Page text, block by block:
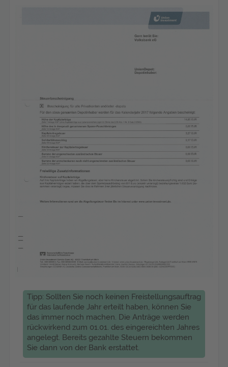
Tipp: Sollten Sie noch keinen Freistellungsauftrag
für das laufende Jahr erteilt haben, können Sie
das immer noch machen. Die Anträge werden
rückwirkend zum 01.01. des eingereichten Jahres
angelegt. Bereits gezahlte Steuern bekommen
Sie dann von der Bank erstattet.